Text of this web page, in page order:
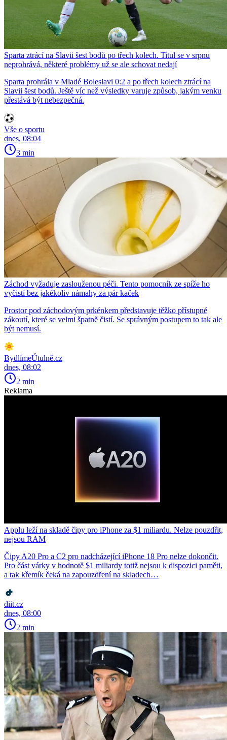
Sparta ztrácí na Slavii šest bodů po třech kolech. Titul se v srpnu
neprohrává, některé problémy už se ale schovat nedají
Sparta prohrála v Mladé Boleslavi 0:2 a po třech kolech ztrácí na
Slavii šest bodů. Ještě víc než výsledky varuje způsob, jakým venku
přestává být nebezpečná.
Vše o sportu
dnes, 08:04
3 min
Záchod vyžaduje zaslouženou péči. Tento pomocník ze spíže ho
vyčistí bez jakékoliv námahy za pár kaček
Prostor pod záchodovým prkénkem představuje těžko přístupné
zákoutí, které se velmi špatně čistí. Se správným postupem to tak ale
být nemusí.
BydlímeÚtulně.cz
dnes, 08:02
2 min
Reklama
Applu leží na skladě čipy pro iPhone za $1 miliardu. Nelze pouzdřit,
nejsou RAM
Čipy A20 Pro a C2 pro nadcházející iPhone 18 Pro nelze dokončit.
Pro část várky v hodnotě $1 miliardy totiž nejsou k dispozici paměti,
a tak křemík čeká na zapouzdření na skladech…
diit.cz
dnes, 08:00
2 min